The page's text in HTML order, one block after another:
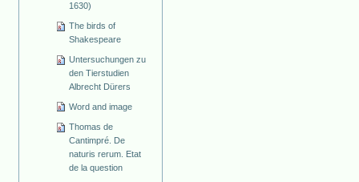
1630)
The birds of
Shakespeare
Untersuchungen zu
den Tierstudien
Albrecht Dürers
Word and image
Thomas de
Cantimpré. De
naturis rerum. Etat
de la question